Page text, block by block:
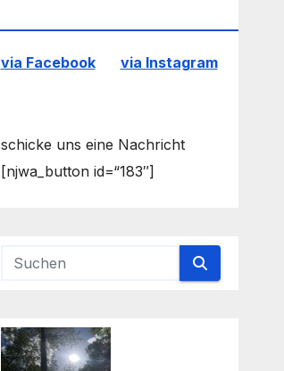
via Facebook via Instagram
schicke uns eine Nachricht
[njwa_button id=“183″]